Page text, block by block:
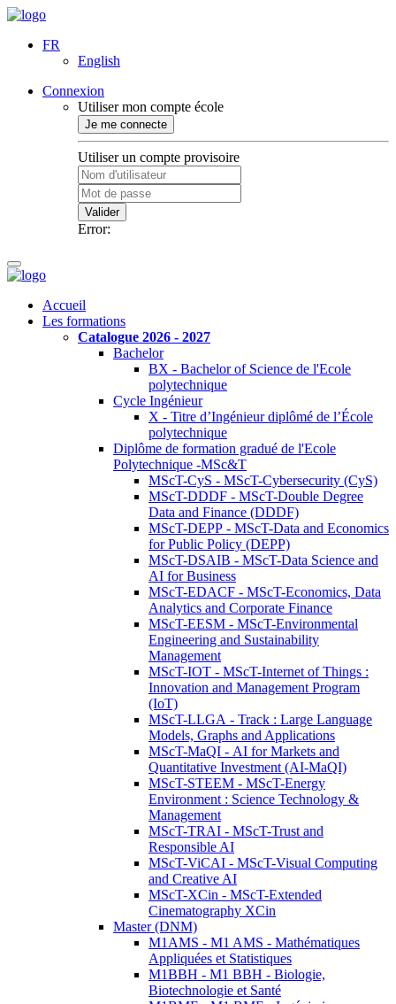
FR
English
Connexion
Utiliser mon compte école
Je me connecte
Utiliser un compte provisoire
Valider
Error:
Accueil
Les formations
Catalogue 2026 - 2027
Bachelor
BX - Bachelor of Science de l'Ecole
polytechnique
Cycle Ingénieur
X - Titre d’Ingénieur diplômé de l’École
polytechnique
Diplôme de formation gradué de l'Ecole
Polytechnique -MSc&T
MScT-CyS - MScT-Cybersecurity (CyS)
MScT-DDDF - MScT-Double Degree
Data and Finance (DDDF)
MScT-DEPP - MScT-Data and Economics
for Public Policy (DEPP)
MScT-DSAIB - MScT-Data Science and
AI for Business
MScT-EDACF - MScT-Economics, Data
Analytics and Corporate Finance
MScT-EESM - MScT-Environmental
Engineering and Sustainability
Management
MScT-IOT - MScT-Internet of Things :
Innovation and Management Program
(IoT)
MScT-LLGA - Track : Large Language
Models, Graphs and Applications
MScT-MaQI - AI for Markets and
Quantitative Investment (AI-MaQI)
MScT-STEEM - MScT-Energy
Environment : Science Technology &
Management
MScT-TRAI - MScT-Trust and
Responsible AI
MScT-ViCAI - MScT-Visual Computing
and Creative AI
MScT-XCin - MScT-Extended
Cinematography XCin
Master (DNM)
M1AMS - M1 AMS - Mathématiques
Appliquées et Statistiques
M1BBH - M1 BBH - Biologie,
Biotechnologie et Santé